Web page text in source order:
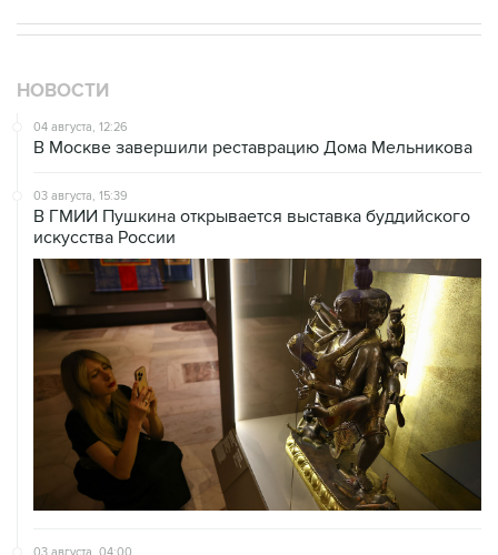
НОВОСТИ
04 августа, 12:26
В Москве завершили реставрацию Дома Мельникова
03 августа, 15:39
В ГМИИ Пушкина открывается выставка буддийского
искусства России
03 августа, 04:00